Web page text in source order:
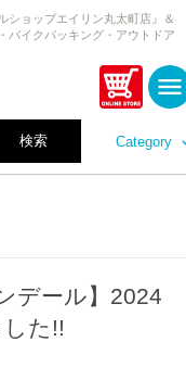
Category
ショップエイリン丸太町店』＆
バイクパッキング・アウトドア
デール】2024
た!!